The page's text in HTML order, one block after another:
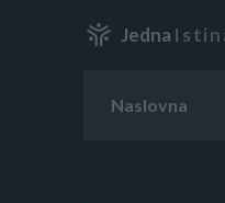
Jedna
Naslovna